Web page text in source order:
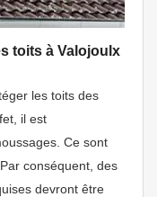
toits à Valojoulx
les toits des
il est
Ce sont
conséquent, des
devront être